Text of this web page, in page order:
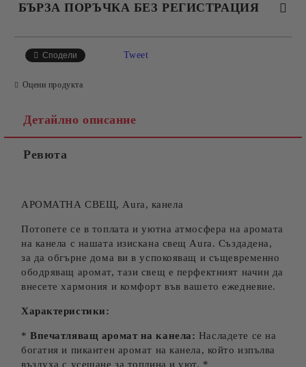
БЪРЗА ПОРЪЧКА БЕЗ РЕГИСТРАЦИЯ
Сподели Tweet
Оцени продукта
Детайлно описание
Ревюта
АРОМАТНА СВЕЩ, Aura, канела
Потопете се в топлата и уютна атмосфера на аромата
на канела с нашата изискана свещ Aura. Създадена,
за да обгърне дома ви в успокояващ и същевременно
ободряващ аромат, тази свещ е перфектният начин да
внесете хармония и комфорт във вашето ежедневие.
Характеристики:
*Впечатляващ аромат на канела: Насладете се на
богатия и пикантен аромат на канела, който изпълва
въздуха с усещане за топлина и уют. *